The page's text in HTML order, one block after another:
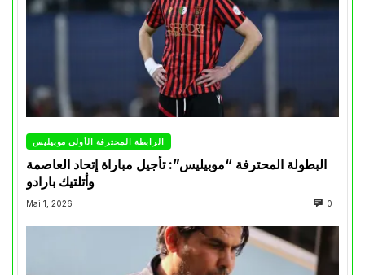
الرابطة المحترفة الأولى موبيليس
البطولة المحترفة “موبيليس”: تأجيل مباراة إتحاد العاصمة
وأتلتيك بارادو
Mai 1, 2026 0